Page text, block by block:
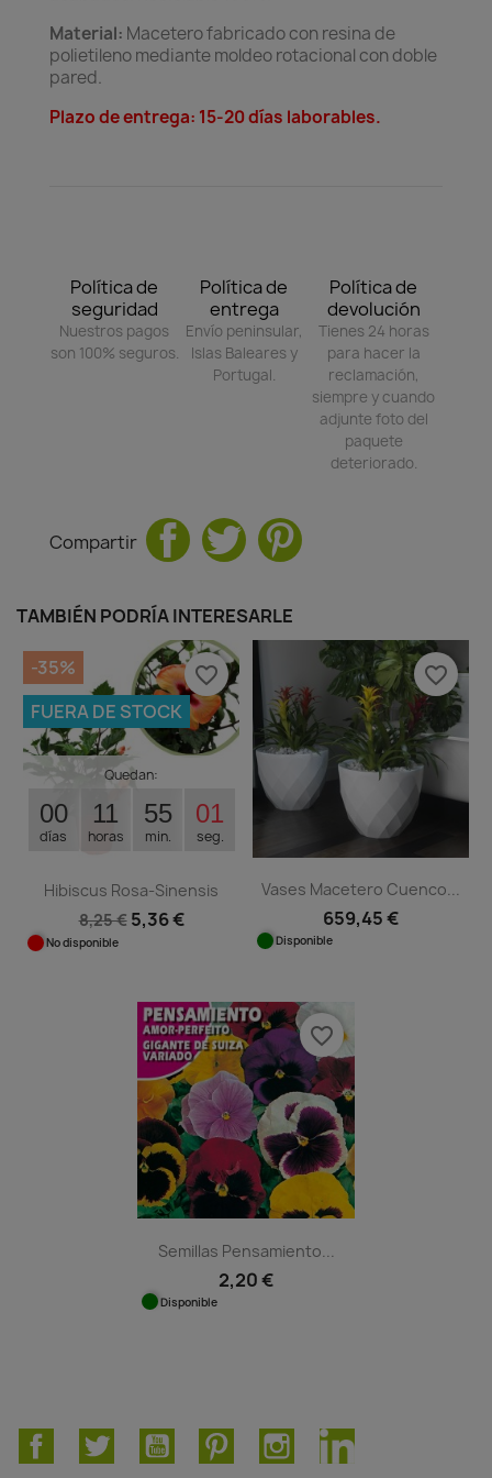
Material: Macetero fabricado con resina de
polietileno mediante moldeo rotacional con doble
pared.
Plazo de entrega: 15-20 días laborables.
Política de
seguridad
Nuestros pagos
son 100% seguros.
Política de
entrega
Envío peninsular,
Islas Baleares y
Portugal.
Política de
devolución
Tienes 24 horas
para hacer la
reclamación,
siempre y cuando
adjunte foto del
paquete
deteriorado.
Compartir
TAMBIÉN PODRÍA INTERESARLE
Quedan:
00
días
11
horas
55
min.
01
seg.
Hibiscus Rosa-Sinensis
8,25 € 5,36 €
No disponible
-35%
FUERA DE STOCK
favorite_border
Vases Macetero Cuenco...
659,45 €
Disponible
favorite_border
Semillas Pensamiento...
2,20 €
Disponible
favorite_border
FacebookTwitter YouTube PinterestInstagramLinkedIn